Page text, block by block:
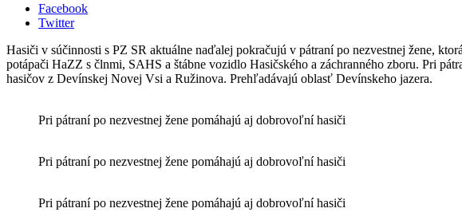
Facebook
Twitter
Hasiči v súčinnosti s PZ SR aktuálne naďalej pokračujú v pátraní po nezvestnej žene,
potápači HaZZ s člnmi, SAHS a štábne vozidlo Hasičského a záchranného zboru. Pri
hasičov z Devínskej Novej Vsi a Ružinova. Prehľadávajú oblasť Devínskeho jazera.
Pri pátraní po nezvestnej žene pomáhajú aj dobrovoľní hasiči
Pri pátraní po nezvestnej žene pomáhajú aj dobrovoľní hasiči
Pri pátraní po nezvestnej žene pomáhajú aj dobrovoľní hasiči